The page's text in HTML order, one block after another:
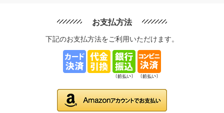
お支払方法
下記のお支払方法をご利用いただけます。